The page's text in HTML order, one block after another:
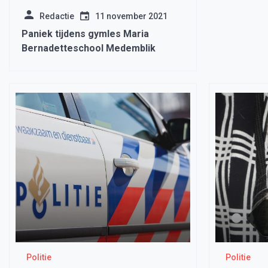
Redactie 11 november 2021
Paniek tijdens gymles Maria
Bernadetteschool Medemblik
Politie Politie